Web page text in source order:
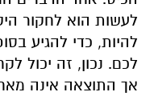
לעשות הוא לחקור
להיות, כדי להגיע
לכם. נכון, זה יכול
אך התוצאה אינה